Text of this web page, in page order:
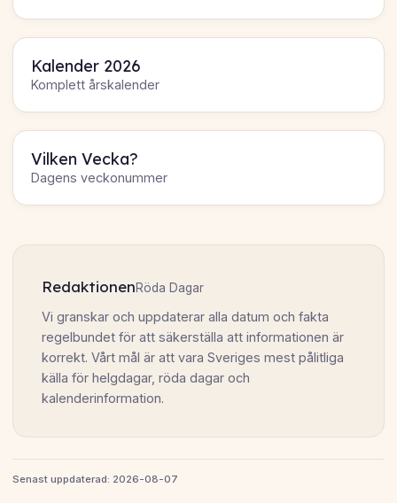
Kalender 2026
Komplett årskalender
Vilken Vecka?
Dagens veckonummer
RedaktionenRöda Dagar
Vi granskar och uppdaterar alla datum och fakta
regelbundet för att säkerställa att informationen är
korrekt. Vårt mål är att vara Sveriges mest pålitliga
källa för helgdagar, röda dagar och
kalenderinformation.
Senast uppdaterad: 2026-08-07